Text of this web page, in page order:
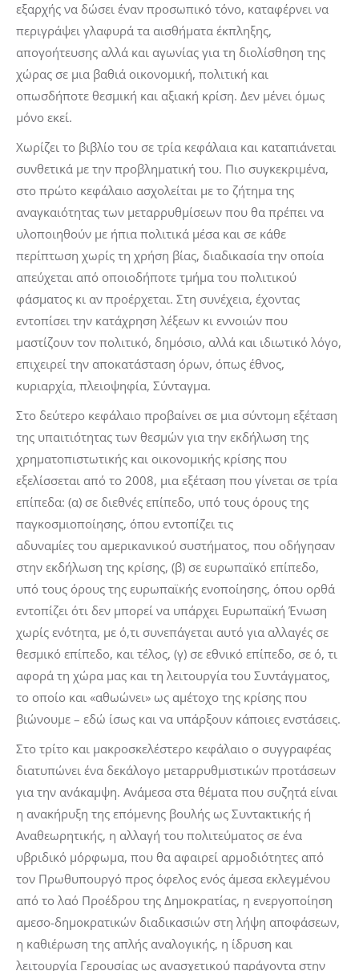
εξαρχής να δώσει έναν προσωπικό τόνο, καταφέρνει να
περιγράψει γλαφυρά τα αισθήματα έκπληξης,
απογοήτευσης αλλά και αγωνίας για τη διολίσθηση της
χώρας σε μια βαθιά οικονομική, πολιτική και
οπωσδήποτε θεσμική και αξιακή κρίση. Δεν μένει όμως
μόνο εκεί.
Χωρίζει το βιβλίο του σε τρία κεφάλαια και καταπιάνεται
συνθετικά με την προβληματική του. Πιο συγκεκριμένα,
στο πρώτο κεφάλαιο ασχολείται με το ζήτημα της
αναγκαιότητας των μεταρρυθμίσεων που θα πρέπει να
υλοποιηθούν με ήπια πολιτικά μέσα και σε κάθε
περίπτωση χωρίς τη χρήση βίας, διαδικασία την οποία
απεύχεται από οποιοδήποτε τμήμα του πολιτικού
φάσματος κι αν προέρχεται. Στη συνέχεια, έχοντας
εντοπίσει την κατάχρηση λέξεων κι εννοιών που
μαστίζουν τον πολιτικό, δημόσιο, αλλά και ιδιωτικό λόγο,
επιχειρεί την αποκατάσταση όρων, όπως έθνος,
κυριαρχία, πλειοψηφία, Σύνταγμα.
Στο δεύτερο κεφάλαιο προβαίνει σε μια σύντομη εξέταση
της υπαιτιότητας των θεσμών για την εκδήλωση της
χρηματοπιστωτικής και οικονομικής κρίσης που
εξελίσσεται από το 2008, μια εξέταση που γίνεται σε τρία
επίπεδα: (α) σε διεθνές επίπεδο, υπό τους όρους της
παγκοσμιοποίησης, όπου εντοπίζει τις
αδυναμίες του αμερικανικού συστήματος, που οδήγησαν
στην εκδήλωση της κρίσης, (β) σε ευρωπαϊκό επίπεδο,
υπό τους όρους της ευρωπαϊκής ενοποίησης, όπου ορθά
εντοπίζει ότι δεν μπορεί να υπάρχει Ευρωπαϊκή Ένωση
χωρίς ενότητα, με ό,τι συνεπάγεται αυτό για αλλαγές σε
θεσμικό επίπεδο, και τέλος, (γ) σε εθνικό επίπεδο, σε ό, τι
αφορά τη χώρα μας και τη λειτουργία του Συντάγματος,
το οποίο και «αθωώνει» ως αμέτοχο της κρίσης που
βιώνουμε – εδώ ίσως και να υπάρξουν κάποιες ενστάσεις.
Στο τρίτο και μακροσκελέστερο κεφάλαιο ο συγγραφέας
διατυπώνει ένα δεκάλογο μεταρρυθμιστικών προτάσεων
για την ανάκαμψη. Ανάμεσα στα θέματα που συζητά είναι
η ανακήρυξη της επόμενης βουλής ως Συντακτικής ή
Αναθεωρητικής, η αλλαγή του πολιτεύματος σε ένα
υβριδικό μόρφωμα, που θα αφαιρεί αρμοδιότητες από
τον Πρωθυπουργό προς όφελος ενός άμεσα εκλεγμένου
από το λαό Προέδρου της Δημοκρατίας, η ενεργοποίηση
αμεσο-δημοκρατικών διαδικασιών στη λήψη αποφάσεων,
η καθιέρωση της απλής αναλογικής, η ίδρυση και
λειτουργία Γερουσίας ως ανασχετικού παράγοντα στην